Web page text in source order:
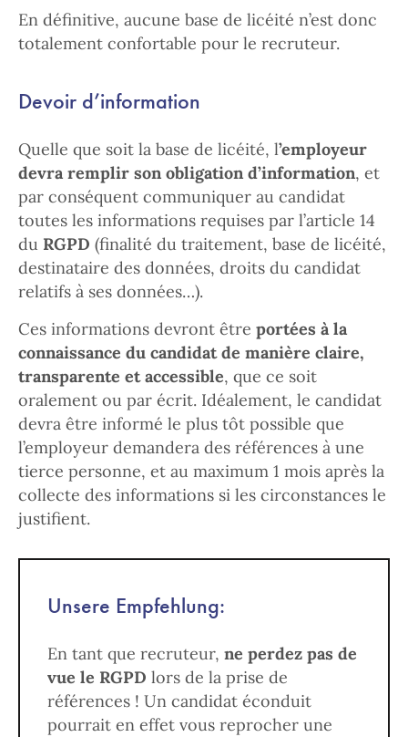
En définitive, aucune base de licéité n’est donc
totalement confortable pour le recruteur.
Devoir d’information
Quelle que soit la base de licéité, l’employeur
devra remplir son obligation d’information, et
par conséquent communiquer au candidat
toutes les informations requises par l’article 14
du RGPD (finalité du traitement, base de licéité,
destinataire des données, droits du candidat
relatifs à ses données…).
Ces informations devront être portées à la
connaissance du candidat de manière claire,
transparente et accessible, que ce soit
oralement ou par écrit. Idéalement, le candidat
devra être informé le plus tôt possible que
l’employeur demandera des références à une
tierce personne, et au maximum 1 mois après la
collecte des informations si les circonstances le
justifient.
Unsere Empfehlung:
En tant que recruteur, ne perdez pas de
vue le RGPD lors de la prise de
références ! Un candidat éconduit
pourrait en effet vous reprocher une